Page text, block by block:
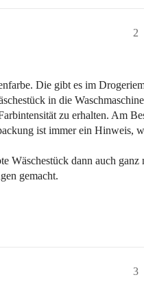
2
Die gibt es im
in die
zu erhalten. Am
ist immer ein Hinweis,
Wäschestück dann auch
gemacht.
3